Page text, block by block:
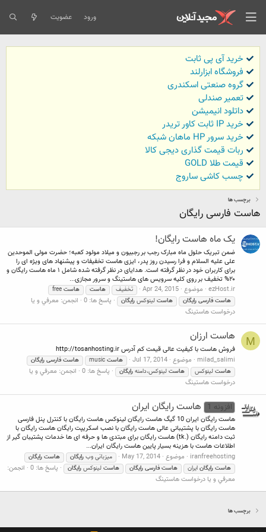
ورود عضویت
خرید آی پی ثابت
فروشگاه ابزارلند
گروه صنعتی اسکندری
تعمیر صندلی
داتلود انیمیشن
خرید IP ثابت کاور تریدر
خرید سرور HP ماهان شبکه
ربات قیمت گذاری دیجی کالا
قیمت طلا GOLD
چسب کاشی ساروج
برچسب ها
هاست فارسی رایگان
یک ماه هاست رایگان!
ضمن تبریک حلول ماه مبارک رجب بر رجبیون و میلاد مولود کعبه؛ حضرت مولی الموحدین
علی علیه السلام و فرا رسیدن روز پدر، ایزی هاست تخفیفات و پیشنهاد های ویژه ای را
برای کاربران خود در نظر گرفته است. هدایای در نظر گرفته شده شامل ۱ ماه هاست رایگان و
۲۰% تخفیف بر روی کلیه سرویس های هاستینگ و سرور مجازی...
ezHost.ir موضوع Apr 24, 2015 تخفیف هاست هاست
هاست فارسی رایگان هاست لینوکس رایگان پاسخ ها: 0 انجمن: معرفي و يا
درخواست هاستينگ
M هاست ارزان
فروش هاست با کیفیت عالی قیمت کم آدرس http://tosanhosting.ir
milad_salimi موضوع Jul 17, 2014 هاست هاست فارسی رایگان
هاست لینوکس هاست لینوکس،دامنه رایگان پاسخ ها: 0 انجمن: معرفي و يا
درخواست هاستينگ
افزونه 1 هاست رایگان ایران
هاست رایگان ایران 10 گیگ هاست رایگان لینوکس هاست رایگان با کنترل پنل فارسی
هاست رایگان با پشتیبانی عالی هاست رایگان با نصب اسکریپت رایگان هاست رایگان با
ثبت دامنه رایگان (.tk) هاست رایگان برای مبتدی ها و حرفه ای ها خدمات پشتیبان گیر از
اطلاعات هاست با هزینه بسیار پایین هاست رایگان ایران...
iranfreehosting
موضوع May 17, 2014 میزبانی وب رایگان هاست رایگان
هاست رایگان ایران هاست فارسی رایگان هاست لینوکس رایگان پاسخ ها: 0
انجمن:
معرفي و يا درخواست هاستينگ
برچسب ها